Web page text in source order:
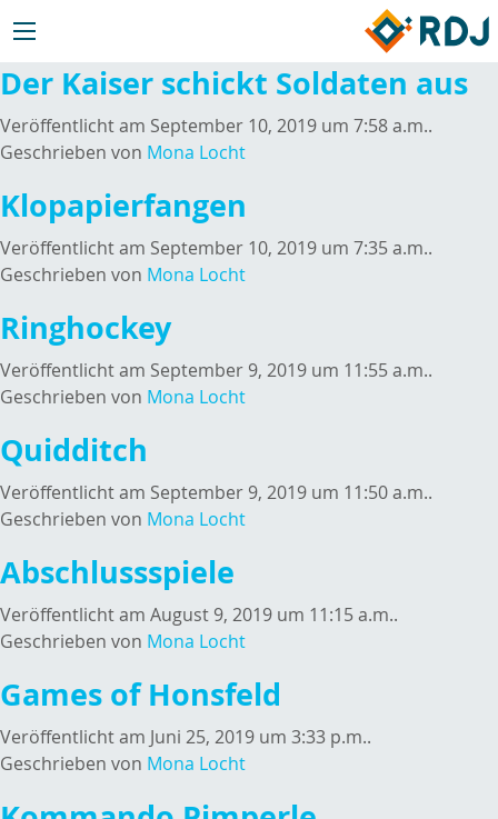
Der Kaiser schickt Soldaten aus
Veröffentlicht am September 10, 2019 um 7:58 a.m..
Geschrieben von Mona Locht
Klopapierfangen
Veröffentlicht am September 10, 2019 um 7:35 a.m..
Geschrieben von Mona Locht
Ringhockey
Veröffentlicht am September 9, 2019 um 11:55 a.m..
Geschrieben von Mona Locht
Quidditch
Veröffentlicht am September 9, 2019 um 11:50 a.m..
Geschrieben von Mona Locht
Abschlussspiele
Veröffentlicht am August 9, 2019 um 11:15 a.m..
Geschrieben von Mona Locht
Games of Honsfeld
Veröffentlicht am Juni 25, 2019 um 3:33 p.m..
Geschrieben von Mona Locht